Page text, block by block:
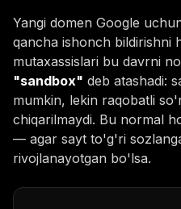
Yangi domen Google
qancha ishonch bildirishni
mutaxassislari bu davrni
"sandbox" deb atashadi:
mumkin, lekin raqobatli
chiqarilmaydi. Bu normal
— agar sayt to'g'ri
rivojlanayotgan bo'lsa.